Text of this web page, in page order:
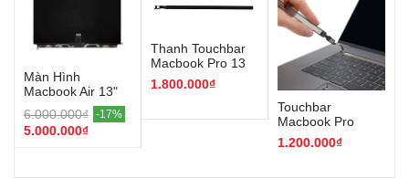
Màn Hình
Macbook Air 13"
6.000.000₫ -17%
5.000.000₫
Thanh Touchbar
Macbook Pro 13
inch 2020-2022 (
M1- M2 )
1.800.000₫
Touchbar
Macbook Pro
13/15 inch 2016-
2019 intel
1.200.000₫